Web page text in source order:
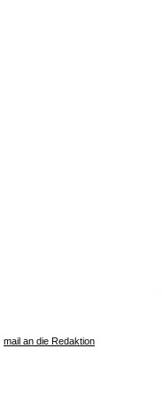
mail an die Redaktion